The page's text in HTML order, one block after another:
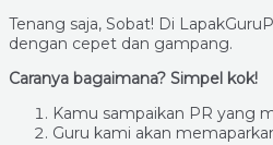
Tenang saja, Sobat! Di
dengan cepet dan gampang.
Caranya bagaimana? Simpel kok!
Kamu sampaikan PR yang
Guru kami akan